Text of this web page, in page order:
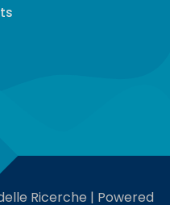
Ricerche | Powered